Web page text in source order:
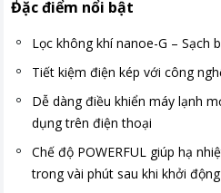
Đặc điểm nổi bật
Lọc không khí nanoe-G – Sạch
Tiết kiệm điện kép với công
Dễ dàng điều khiển máy lạnh
dụng trên điện thoại
Chế độ POWERFUL giúp hạ
trong vài phút sau khi khởi động